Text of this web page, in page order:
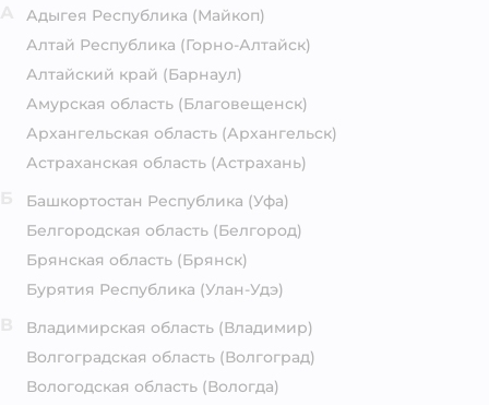
Адыгея Республика (Майкоп)
Алтай Республика (Горно-Алтайск)
Алтайский край (Барнаул)
Амурская область (Благовещенск)
Архангельская область (Архангельск)
Астраханская область (Астрахань)
Башкортостан Республика (Уфа)
Белгородская область (Белгород)
Брянская область (Брянск)
Бурятия Республика (Улан-Удэ)
Владимирская область (Владимир)
Волгоградская область (Волгоград)
Вологодская область (Вологда)